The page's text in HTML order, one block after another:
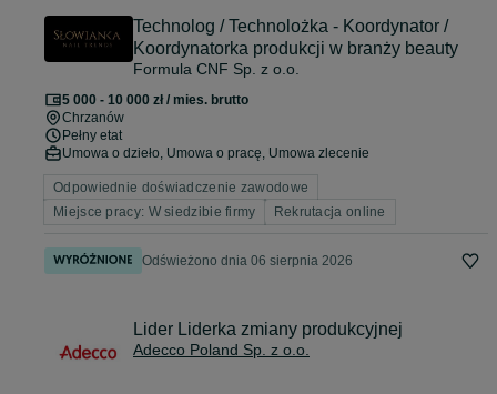
Technolog / Technolożka - Koordynator /
Koordynatorka produkcji w branży beauty
Formula CNF Sp. z o.o.
5 000 - 10 000 zł / mies. brutto
Chrzanów
Pełny etat
Umowa o dzieło, Umowa o pracę, Umowa zlecenie
Odpowiednie doświadczenie zawodowe
Miejsce pracy: W siedzibie firmy
Rekrutacja online
Odświeżono dnia 06 sierpnia 2026
Lider Liderka zmiany produkcyjnej
Adecco Poland Sp. z o.o.